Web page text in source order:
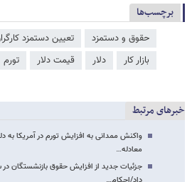
برچسب‌ها
حقوق و دستمزد تعیین دستمزد
بازار کار
دلار قیمت دلار تورم
خبرهای مرتبط
واکنش ممدانی به افزایش تورم در آمریکا
معادله…